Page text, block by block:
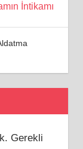
İntikamı
Gerekli